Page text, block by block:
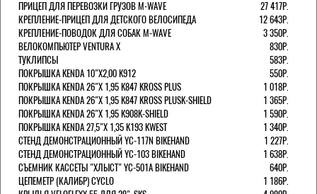
ПРИЦЕП ДЛЯ ПЕРЕВОЗКИ ГРУЗОВ M-WAVE
27 417Р.
КРЕПЛЕНИЕ-ПРИЦЕП ДЛЯ ДЕТСКОГО ВЕЛОСИПЕДА
12 643Р.
КРЕПЛЕНИЕ-ПОВОДОК ДЛЯ СОБАК M-WAVE
3 350Р.
ВЕЛОКОМПЬЮТЕР VENTURA Х
830Р.
ТУКЛИПСЫ
583Р.
ПОКРЫШКА KENDA 10"Х2,00 K912
550Р.
ПОКРЫШКА KENDA 26"Х 1,95 K847 KROSS PLUS
1 018Р.
ПОКРЫШКА KENDA 26"Х 1,95 K847 KROSS PLUSK-SHIELD
1 365Р.
ПОКРЫШКА KENDA 26"Х 1,95 K908K-SHIELD
1 590Р.
ПОКРЫШКА KENDA 27,5"Х 1,35 K193 KWEST
1 340Р.
СТЕНД ДЕМОНСТРАЦИОННЫЙ YC-117N BIKEHAND
1 227Р.
СТЕНД ДЕМОНСТРАЦИОННЫЙ YC-103 BIKEHAND
1 638Р.
СЪЕМНИК КАССЕТЫ "ХЛЫСТ" YC-501A BIKEHAND
640Р.
ЦЕПЕМЕТР (КАЛИБР) CYCLO
1 186Р.